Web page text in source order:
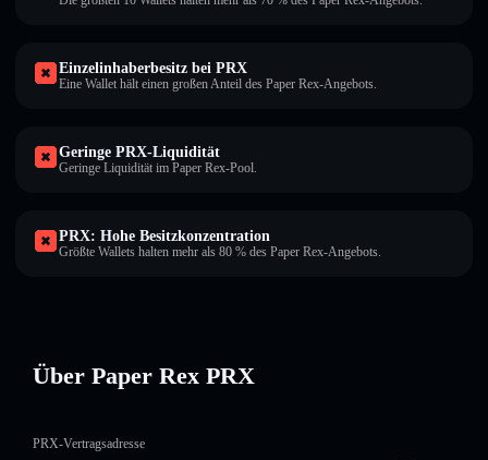
Einzelinhaberbesitz bei PRX
Eine Wallet hält einen großen Anteil des Paper Rex-Angebots.
Geringe PRX-Liquidität
Geringe Liquidität im Paper Rex-Pool.
PRX: Hohe Besitzkonzentration
Größte Wallets halten mehr als 80 % des Paper Rex-Angebots.
Über Paper Rex PRX
PRX-Vertragsadresse